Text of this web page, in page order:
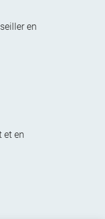
en
et en